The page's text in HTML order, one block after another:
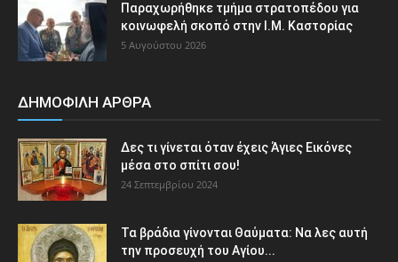
Παραχωρήθηκε τμήμα στρατοπέδου για
κοινωφελή σκοπό στην Ι.Μ. Καστορίας
5 Αυγούστου 2026
ΔΗΜΟΦΙΛΗ ΑΡΘΡΑ
Δες τι γίνεται όταν έχεις Άγιες Εικόνες
μέσα στο σπίτι σου!
24 Σεπτεμβρίου 2024
Τα βράδια γίνονται Θαύματα: Να λες αυτή
την προσευχή του Αγίου...